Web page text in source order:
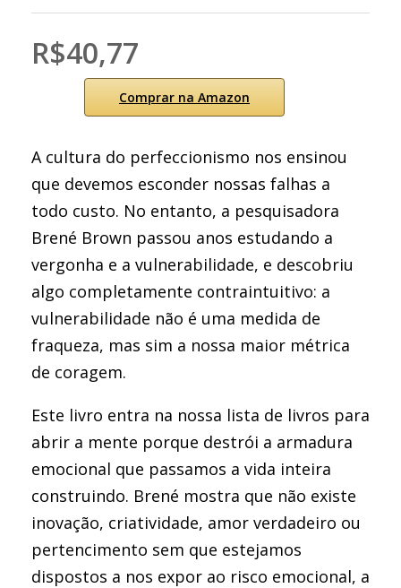
R$40,77
Comprar na Amazon
A cultura do perfeccionismo nos ensinou
que devemos esconder nossas falhas a
todo custo. No entanto, a pesquisadora
Brené Brown passou anos estudando a
vergonha e a vulnerabilidade, e descobriu
algo completamente contraintuitivo: a
vulnerabilidade não é uma medida de
fraqueza, mas sim a nossa maior métrica
de coragem.
Este livro entra na nossa lista de livros para
abrir a mente porque destrói a armadura
emocional que passamos a vida inteira
construindo. Brené mostra que não existe
inovação, criatividade, amor verdadeiro ou
pertencimento sem que estejamos
dispostos a nos expor ao risco emocional, a